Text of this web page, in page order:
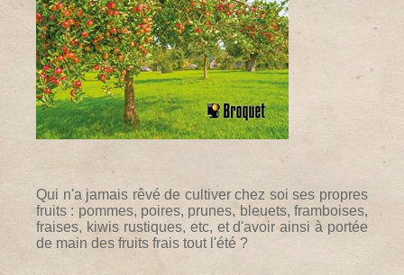
Qui n'a jamais rêvé de cultiver chez soi ses propres
fruits : pommes, poires, prunes, bleuets, framboises,
fraises, kiwis rustiques, etc, et d'avoir ainsi à portée
de main des fruits frais tout l'été ?